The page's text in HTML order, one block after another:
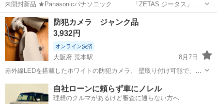
未開封新品 ★Panasonicパナソニック 「ZETAS ジータス」録
画用テープ1本 現在は廃盤です。 ZETAS（ジータス）はパナソニック
（初代法人、現：パナソニックホールディングス。200...
岡山 岡山市 東中央町駅 映像プレーヤー、レコーダー
防犯カメラ ジャンク品
3,932円
オンライン決済
大阪府 荒本駅
8月7日
赤外線LEDを搭載したホワイトの防犯カメラ、 壁取り付け可能で、3
つの出力端子を持つ電源アダプター付き。 H 264 digital video recorder
- タイプ: 防犯カメラ 3台 IGV IR128ESP ...
大阪 東大阪市 映像プレーヤー、レコーダー
防犯カメラ
自社ローンに頼らず車にノレル
理想のクルマがあるけど審査に通らない方へ